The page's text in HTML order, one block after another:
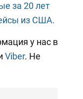
за 20 лет
из США.
у нас в
Viber. Не